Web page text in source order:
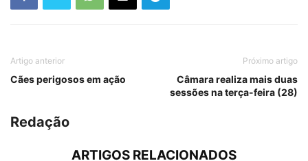
Artigo anterior
Cães perigosos em ação
Próximo artigo
Câmara realiza mais duas
sessões na terça-feira (28)
Redação
ARTIGOS RELACIONADOS